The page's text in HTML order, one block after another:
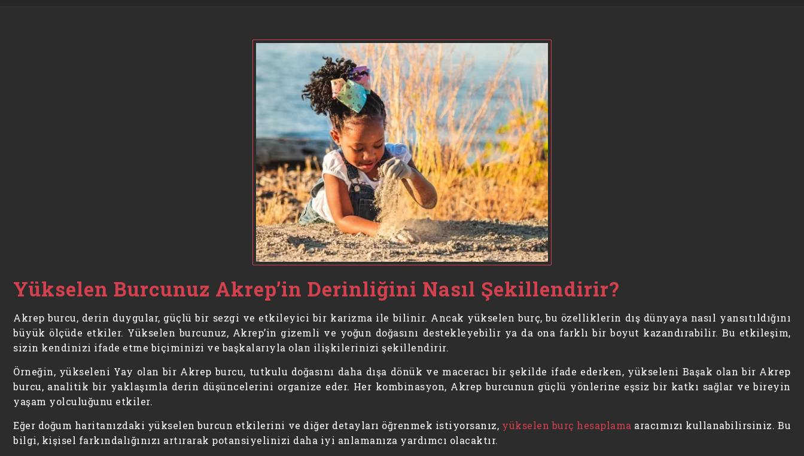
Yükselen Burcunuz Akrep’in Derinliğini Nasıl Şekillendirir?
Akrep burcu, derin duygular, güçlü bir sezgi ve etkileyici bir karizma ile bilinir. Ancak yükselen burç, bu özelliklerin dış dünyaya nasıl yansıtıldığını
büyük ölçüde etkiler. Yükselen burcunuz, Akrep’in gizemli ve yoğun doğasını destekleyebilir ya da ona farklı bir boyut kazandırabilir. Bu etkileşim,
sizin kendinizi ifade etme biçiminizi ve başkalarıyla olan ilişkilerinizi şekillendirir.
Örneğin, yükseleni Yay olan bir Akrep burcu, tutkulu doğasını daha dışa dönük ve maceracı bir şekilde ifade ederken, yükseleni Başak olan bir Akrep
burcu, analitik bir yaklaşımla derin düşüncelerini organize eder. Her kombinasyon, Akrep burcunun güçlü yönlerine eşsiz bir katkı sağlar ve bireyin
yaşam yolculuğunu etkiler.
Eğer doğum haritanızdaki yükselen burcun etkilerini ve diğer detayları öğrenmek istiyorsanız, yükselen burç hesaplama aracımızı kullanabilirsiniz. Bu
bilgi, kişisel farkındalığınızı artırarak potansiyelinizi daha iyi anlamanıza yardımcı olacaktır.